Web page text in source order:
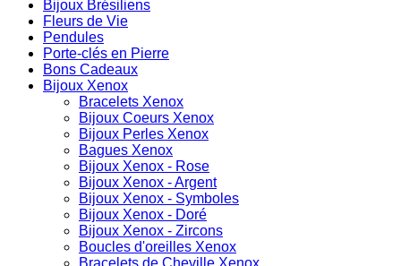
Bijoux Brésiliens
Fleurs de Vie
Pendules
Porte-clés en Pierre
Bons Cadeaux
Bijoux Xenox
Bracelets Xenox
Bijoux Coeurs Xenox
Bijoux Perles Xenox
Bagues Xenox
Bijoux Xenox - Rose
Bijoux Xenox - Argent
Bijoux Xenox - Symboles
Bijoux Xenox - Doré
Bijoux Xenox - Zircons
Boucles d'oreilles Xenox
Bracelets de Cheville Xenox